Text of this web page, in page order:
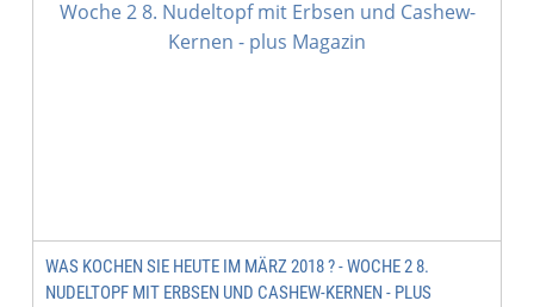
WAS KOCHEN SIE HEUTE IM MÄRZ 2018 ? - WOCHE 2 8.
NUDELTOPF MIT ERBSEN UND CASHEW-KERNEN - PLUS